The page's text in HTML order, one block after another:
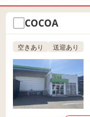
COCOA
空きあり 送迎あり